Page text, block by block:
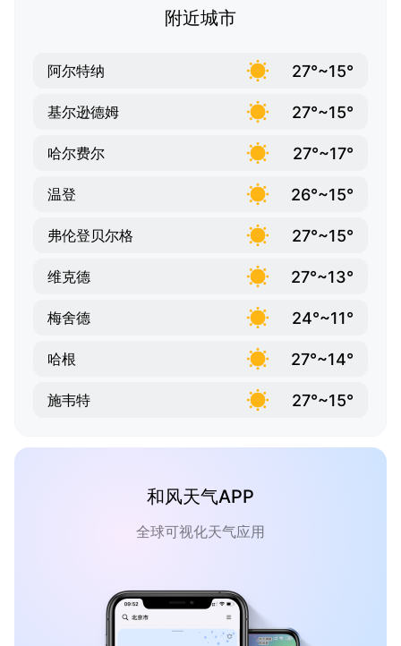
附近城市
阿尔特纳 27°~15°
基尔逊德姆 27°~15°
哈尔费尔 27°~17°
温登 26°~15°
弗伦登贝尔格 27°~15°
维克德 27°~13°
梅舍德 24°~11°
哈根 27°~14°
施韦特 27°~15°
和风天气APP
全球可视化天气应用